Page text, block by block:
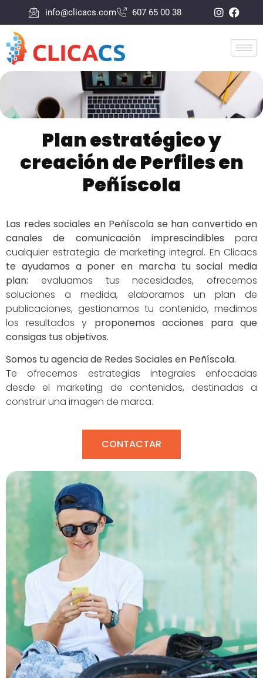
info@clicacs.com 607 65 00 38
Plan estratégico y
creación de Perfiles en
Peñíscola
Las redes sociales en Peñíscola se han convertido en
canales de comunicación imprescindibles para
cualquier estrategia de marketing integral. En Clicacs
te ayudamos a poner en marcha tu social media
plan: evaluamos tus necesidades, ofrecemos
soluciones a medida, elaboramos un plan de
publicaciones, gestionamos tu contenido, medimos
los resultados y proponemos acciones para que
consigas tus objetivos.
Somos tu agencia de Redes Sociales en Peñíscola.
Te ofrecemos estrategias integrales enfocadas
desde el marketing de contenidos, destinadas a
construir una imagen de marca.
CONTACTAR